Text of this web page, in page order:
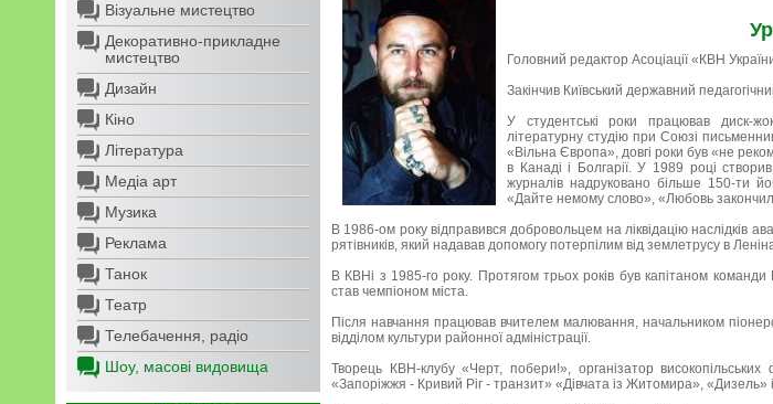
Візуальне мистецтво
Декоративно-прикладне
мистецтво
Дизайн
Кіно
Література
Медіа арт
Музика
Реклама
Танок
Театр
Телебачення, радіо
Шоу, масові видовища
Головний редактор Асоціації «КВН
Закінчив Київський державний
У студентські роки працював диск-
літературну студію при Союзі
«Вільна Європа», довгі роки був «не
в Канаді і Болгарії. У 1989 році
журналів надруковано більше 150-ти
«Дайте немому слово», «Любовь
В 1986-ом року відправився добровольцем на ліквідацію наслідків
рятівників, який надавав допомогу потерпілим від землетрусу в
В КВНі з 1985-го року. Протягом трьох років був капітаном команди
став чемпіоном міста.
Після навчання працював вчителем малювання, начальником
відділом культури районної адміністрації.
Творець КВН-клубу «Черт, побери!», організатор
«Запоріжжя - Кривий Ріг - транзит» «Дівчата із Житомира», «Дизель» і